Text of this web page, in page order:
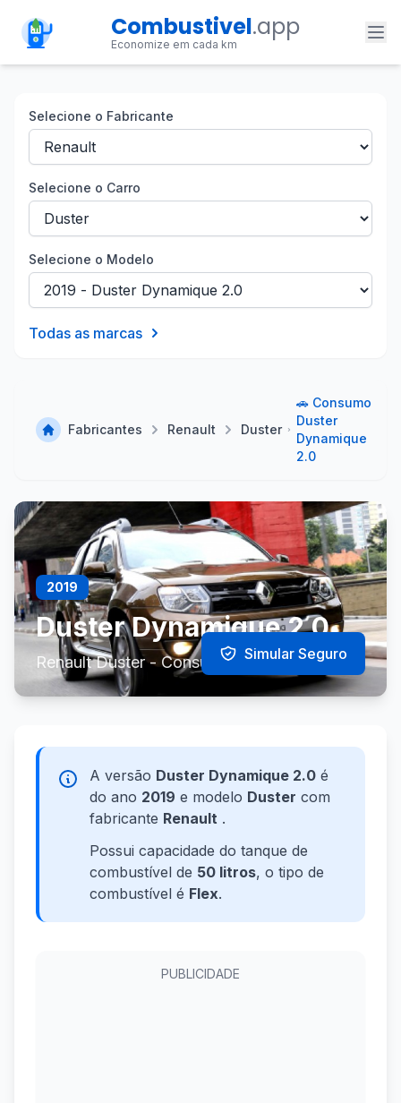
Combustivel.app
Economize em cada km
Selecione o Fabricante
Selecione o Carro
Selecione o Modelo
Todas as marcas
Fabricantes Renault Duster
🚗 Consumo
Duster
Dynamique
2.0
2019
Duster Dynamique 2.0
Renault Duster - Consumo e Especificações
Simular Seguro
A versão Duster Dynamique 2.0 é
do ano 2019 e modelo Duster com
fabricante Renault .
Possui capacidade do tanque de
combustível de 50 litros, o tipo de
combustível é Flex.
PUBLICIDADE